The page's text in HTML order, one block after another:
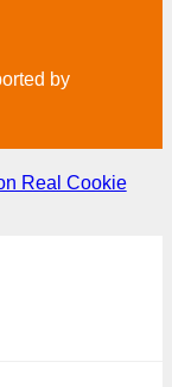
by
Real Cookie